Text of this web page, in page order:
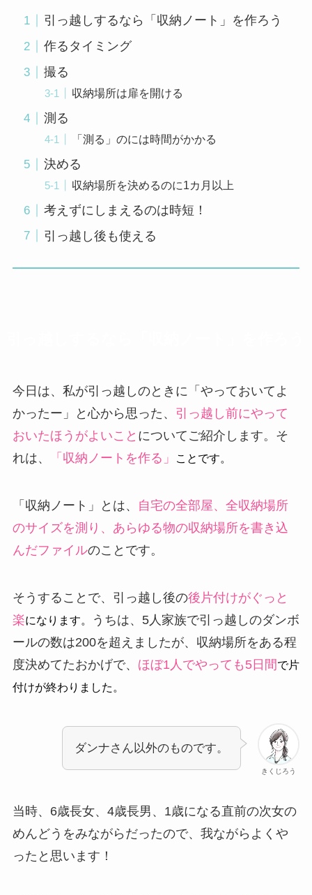
引っ越しするなら「収納ノート」を作ろう
作るタイミング
撮る
収納場所は扉を開ける
測る
「測る」のには時間がかかる
決める
収納場所を決めるのに1カ月以上
考えずにしまえるのは時短！
引っ越し後も使える
今日は、私が引っ越しのときに「やっておいてよ
かったー」と心から思った、 引っ越し前にやって
おいたほうがよいこと についてご紹介します。そ
れは、
「収納ノートを作る」 ことです。
「収納ノート」とは、
自宅の全部屋、全収納場所
のサイズを測り、あらゆる物の収納場所を書き込
んだファイルのことです。
そうすることで、引っ越し後の後片付けがぐっと
楽になります。
うちは、5人家族で引っ越しのダンボ
ールの数は200を超えましたが、収納場所をある程
度決めてたおかげで、 ほぼ1人でやっても5日間で片
付けが終わりました。
きくじろう
ダンナさん以外のものです。
当時、6歳長女、4歳長男、1歳になる直前の次女の
めんどうをみながらだったので、我ながらよくや
ったと思います！